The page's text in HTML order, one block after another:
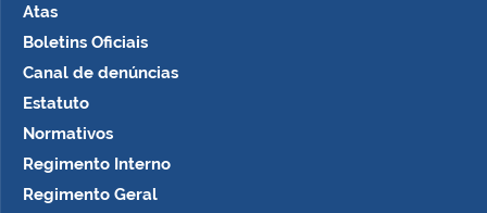
Atas
Boletins Oficiais
Canal de denúncias
Estatuto
Normativos
Regimento Interno
Regimento Geral